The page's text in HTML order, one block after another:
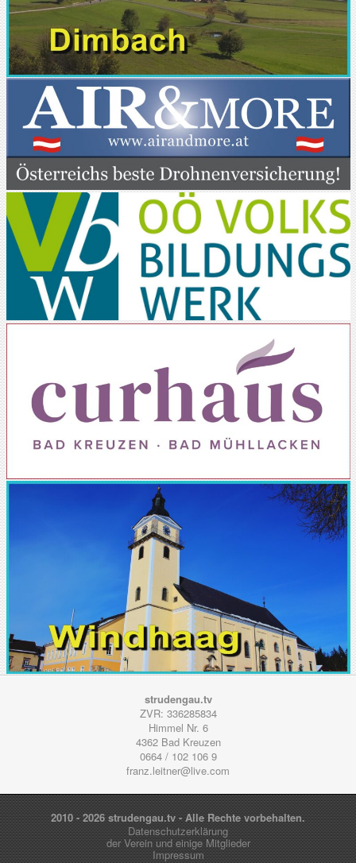
strudengau.tv
ZVR: 336285834
Himmel Nr. 6
4362 Bad Kreuzen
0664 / 102 106 9
franz.leitner@live.com
2010 - 2026 strudengau.tv - Alle Rechte vorbehalten.
Datenschutzerklärung
der Verein und einige Mitglieder
Impressum